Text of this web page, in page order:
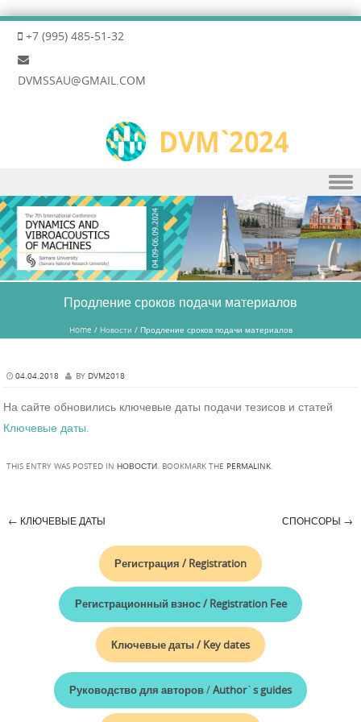
+7 (995) 485-51-32
DVMSSAU@GMAIL.COM
Skip to content
Продление сроков подачи материалов
Home /Новости /Продление сроков подачи материалов
04.04.2018 BY DVM2018
На сайте обновились ключевые даты подачи тезисов и статей
Ключевые даты.
THIS ENTRY WAS POSTED IN НОВОСТИ. BOOKMARK THE PERMALINK.
Post navigation
← КЛЮЧЕВЫЕ ДАТЫ СПОНСОРЫ →
Регистрация / Registration
Регистрационный взнос / Registration Fee
Ключевые даты / Key dates
Руководство для авторов/Author`s guides